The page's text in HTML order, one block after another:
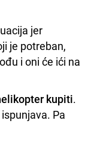
jer
je potreban,
i oni će ići na
kupiti.
Pa